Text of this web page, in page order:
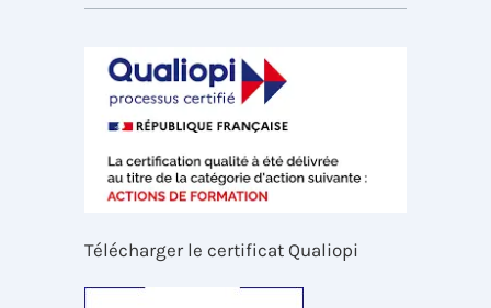
Télécharger le certificat Qualiopi